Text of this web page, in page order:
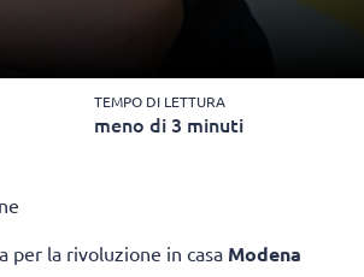
TEMPO DI LETTURA
meno di 3 minuti
per la rivoluzione in casa Modena